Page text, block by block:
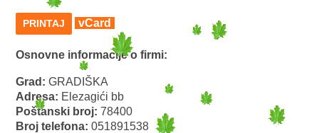
PRINTAJ vCard
Osnovne informacije o firmi:
Grad:GRADIŠKA
Adresa: Elezagići bb
Poštanski broj:78400
Broj telefona:051891538